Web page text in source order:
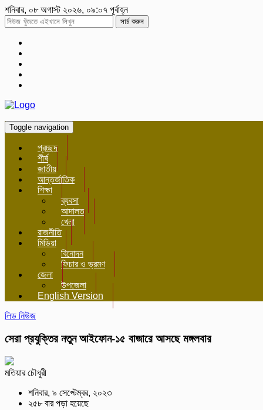
শনিবার, ০৮ অগাস্ট ২০২৬, ০৯:০৭ পূর্বাহ্ন
সার্চ করুন
Toggle navigation
প্রচ্ছদ
শীর্ষ
জাতীয়
আন্তর্জাতিক
শিক্ষা
ব্যবসা
আদালত
খেলা
রাজনীতি
মিডিয়া
বিনোদন
ফিচার ও ভ্রমণ
জেলা
উপজেলা
English Version
লিড নিউজ
সেরা প্রযুক্তির নতুন আইফোন-১৫ বাজারে আসছে মঙ্গলবার
মতিয়ার চৌধুরী
শনিবার, ৯ সেপ্টেম্বর, ২০২৩
২৫৮ বার পড়া হয়েছে